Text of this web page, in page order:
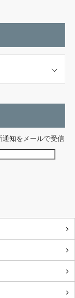
通知をメールで受信